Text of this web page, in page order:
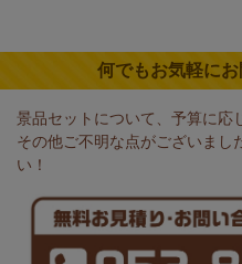
何でもお気軽にお
景品セットについて、予算に応
その他ご不明な点がございまし
い！